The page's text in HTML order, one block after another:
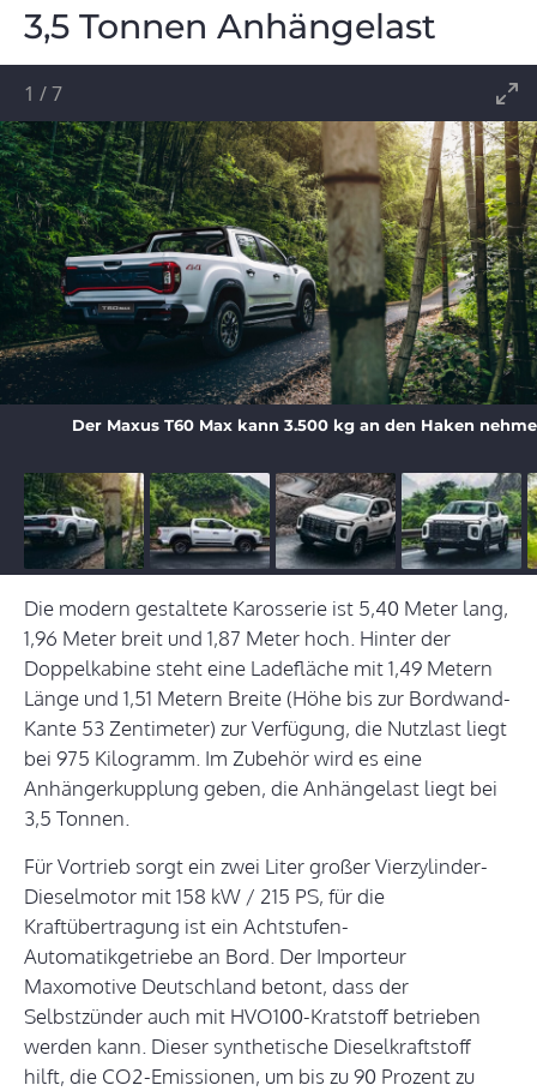
3,5 Tonnen Anhängelast
Der Maxus T60 Max kann 3.500 kg an den Haken
1 /7
Die modern gestaltete Karosserie ist 5,40 Meter lang,
1,96 Meter breit und 1,87 Meter hoch. Hinter der
Doppelkabine steht eine Ladefläche mit 1,49 Metern
Länge und 1,51 Metern Breite (Höhe bis zur Bordwand-
Kante 53 Zentimeter) zur Verfügung, die Nutzlast liegt
bei 975 Kilogramm. Im Zubehör wird es eine
Anhängerkupplung geben, die Anhängelast liegt bei
3,5 Tonnen.
Für Vortrieb sorgt ein zwei Liter großer Vierzylinder-
Dieselmotor mit 158 kW / 215 PS, für die
Kraftübertragung ist ein Achtstufen-
Automatikgetriebe an Bord. Der Importeur
Maxomotive Deutschland betont, dass der
Selbstzünder auch mit HVO100-Kratstoff betrieben
werden kann. Dieser synthetische Dieselkraftstoff
hilft, die CO2-Emissionen, um bis zu 90 Prozent zu